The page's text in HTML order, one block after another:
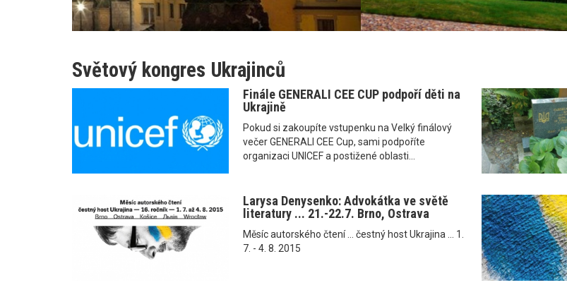
Světový kongres Ukrajinců
Finále GENERALI CEE CUP podpoří děti na
Ukrajině
Pokud si zakoupíte vstupenku na Velký finálový
večer GENERALI CEE Cup, sami podpoříte
organizaci UNICEF a postižené oblasti...
Larysa Denysenko: Advokátka ve světě
literatury ... 21.-22.7. Brno, Ostrava
Měsíc autorského čtení ... čestný host Ukrajina ... 1.
7. - 4. 8. 2015